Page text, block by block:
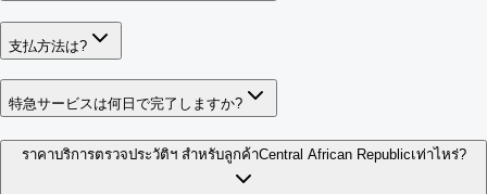
支払方法は?
特急サービスは何日で完了しますか?
ราคาบริการตรวจประวัติฯ สำหรับลูกค้าCentral African Republicเท่าไหร่?